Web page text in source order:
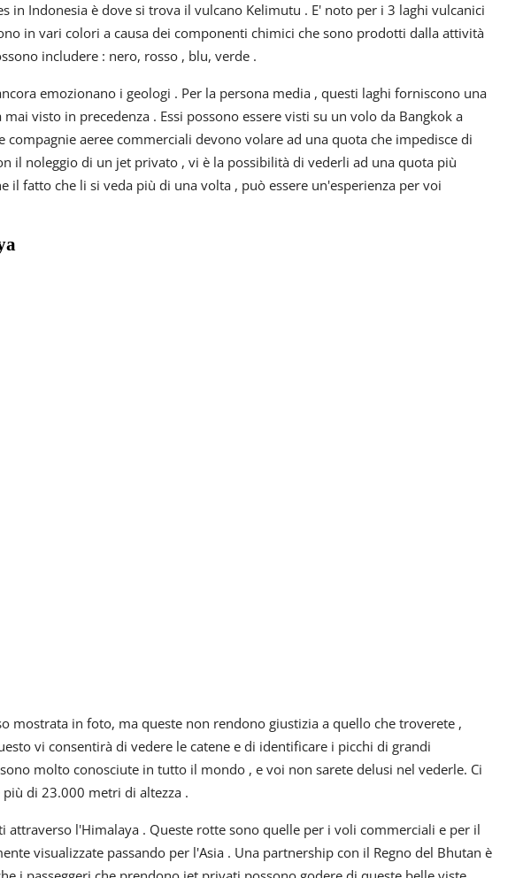
in Indonesia è dove si trova il vulcano Kelimutu . E' noto per i 3 laghi vulcanici
in vari colori a causa dei componenti chimici che sono prodotti dalla attività
includere : nero, rosso , blu, verde .
emozionano i geologi . Per la persona media , questi laghi forniscono una
visto in precedenza . Essi possono essere visti su un volo da Bangkok a
compagnie aeree commerciali devono volare ad una quota che impedisce di
il noleggio di un jet privato , vi è la possibilità di vederli ad una quota più
il fatto che li si veda più di una volta , può essere un'esperienza per voi
mostrata in foto, ma queste non rendono giustizia a quello che troverete ,
vi consentirà di vedere le catene e di identificare i picchi di grandi
molto conosciute in tutto il mondo , e voi non sarete delusi nel vederle. Ci
di 23.000 metri di altezza .
l'Himalaya . Queste rotte sono quelle per i voli commerciali e per il
visualizzate passando per l'Asia . Una partnership con il Regno del Bhutan è